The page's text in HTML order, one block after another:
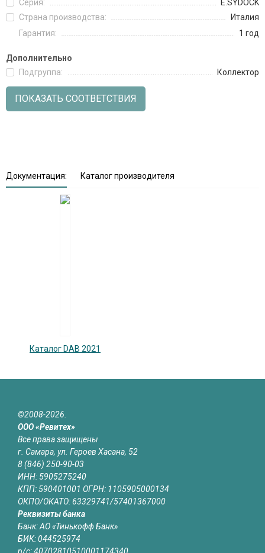
Серия:
E.SYDOCK
Страна производства:
Италия
Гарантия:
1 год
Дополнительно
Подгруппа:
Коллектор
ПОКАЗАТЬ СООТВЕТСТВИЯ
Документация: Каталог производителя
Каталог DAB 2021
©2008-2026.
ООО «Ревитех»
Все права защищены
г. Самара, ул. Героев Хасана, 52
8 (846) 250-90-03
ИНН: 5905275240
КПП: 590401001 ОГРН: 1105905000134
ОКПО/ОКАТО: 63329741/57401367000
Реквизиты банка
Банк: АО «Тинькофф Банк»
БИК: 044525974